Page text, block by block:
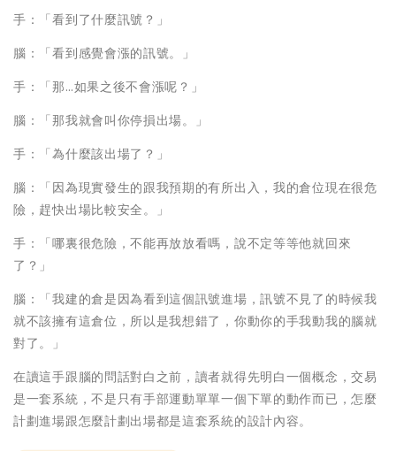
手：「看到了什麼訊號？」
腦：「看到感覺會漲的訊號。」
手：「那…如果之後不會漲呢？」
腦：「那我就會叫你停損出場。」
手：「為什麼該出場了？」
腦：「因為現實發生的跟我預期的有所出入，我的倉位現在很危
險，趕快出場比較安全。」
手：「哪裏很危險，不能再放放看嗎，說不定等等他就回來
了？」
腦：「我建的倉是因為看到這個訊號進場，訊號不見了的時候我
就不該擁有這倉位，所以是我想錯了，你動你的手我動我的腦就
對了。」
在讀這手跟腦的問話對白之前，讀者就得先明白一個概念，交易
是一套系統，不是只有手部運動單單一個下單的動作而已，怎麼
計劃進場跟怎麼計劃出場都是這套系統的設計內容。